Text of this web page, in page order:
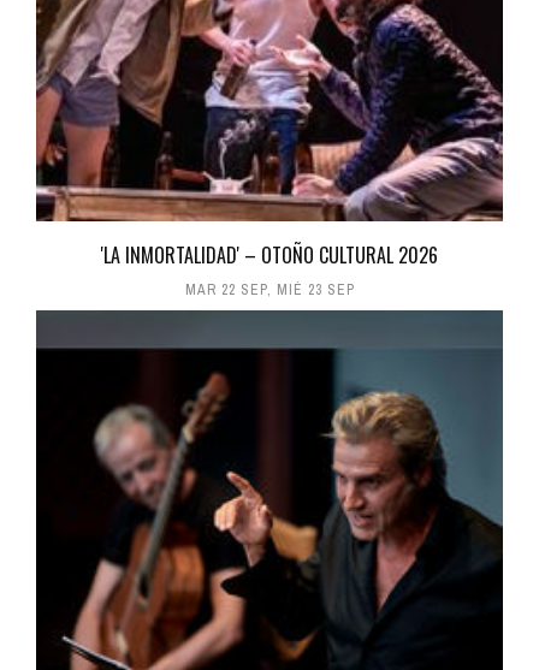
'LA INMORTALIDAD' – OTOÑO CULTURAL 2026
MAR 22 SEP, MIÉ 23 SEP